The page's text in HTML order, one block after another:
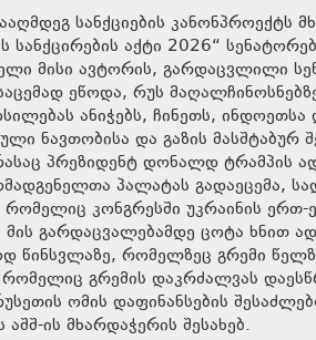
სანქციების
აქტი 2026“
მისი ავტორის, გარდაცვლილი
ეწოდა, რუს
ანიჭებს, ჩინეთს, ინდოეთსა
ნავთობისა და გაზის მასშტაბურ
პრეზიდენტ დონალდ ტრამპის
პალატას გადაეცემა,
კონგრესში უკრაინის
გარდაცვალებამდე ცოტა ხნით
წინსვლაზე, რომელზეც გრემი
გრემის დაკრძალვას
ომის დაფინანსების
ის მხარდაჭერის შესახებ.